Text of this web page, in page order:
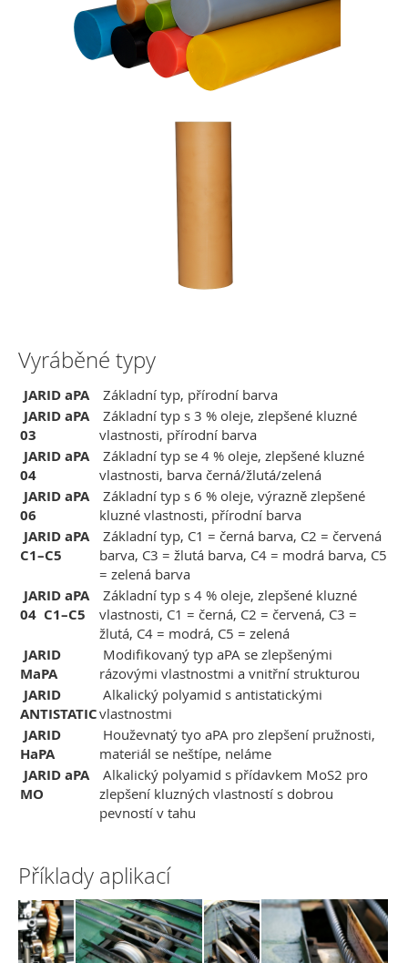
Vyráběné typy
JARID aPA Základní typ, přírodní barva
JARID aPA
03
Základní typ s 3 % oleje, zlepšené kluzné
vlastnosti, přírodní barva
JARID aPA
04
Základní typ se 4 % oleje, zlepšené kluzné
vlastnosti, barva černá/žlutá/zelená
JARID aPA
06
Základní typ s 6 % oleje, výrazně zlepšené
kluzné vlastnosti, přírodní barva
JARID aPA
C1–C5
Základní typ, C1 = černá barva, C2 = červená
barva, C3 = žlutá barva, C4 = modrá barva, C5
= zelená barva
JARID aPA
04 C1–C5
Základní typ s 4 % oleje, zlepšené kluzné
vlastnosti, C1 = černá, C2 = červená, C3 =
žlutá, C4 = modrá, C5 = zelená
JARID
MaPA
Modifikovaný typ aPA se zlepšenými
rázovými vlastnostmi a vnitřní strukturou
JARID
ANTISTATIC
Alkalický polyamid s antistatickými
vlastnostmi
JARID
HaPA
Houževnatý tyo aPA pro zlepšení pružnosti,
materiál se neštípe, neláme
JARID aPA
MO
Alkalický polyamid s přídavkem MoS2 pro
zlepšení kluzných vlastností s dobrou
pevností v tahu
Příklady aplikací